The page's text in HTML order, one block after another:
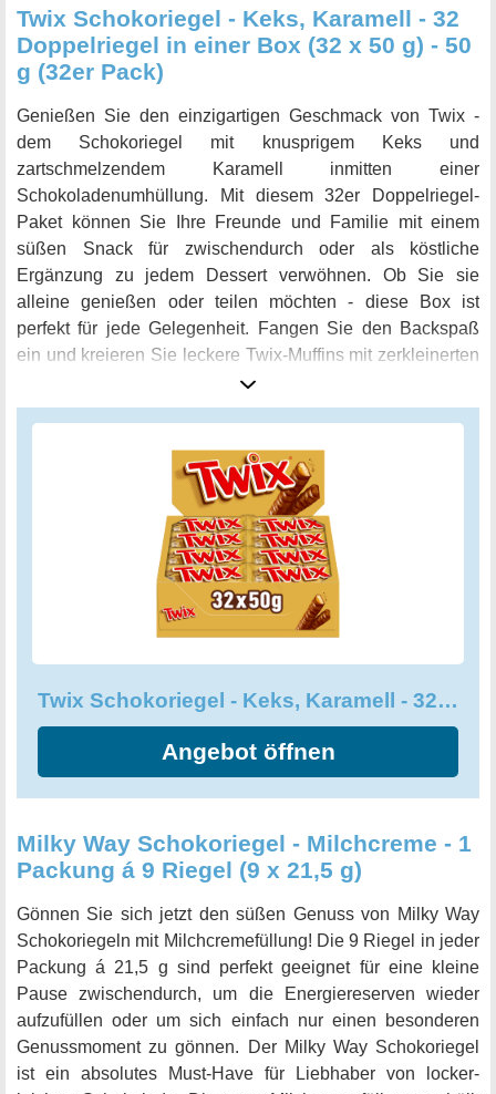
Twix Schokoriegel - Keks, Karamell - 32
Doppelriegel in einer Box (32 x 50 g) - 50
g (32er Pack)
Genießen Sie den einzigartigen Geschmack von Twix -
dem Schokoriegel mit knusprigem Keks und
zartschmelzendem Karamell inmitten einer
Schokoladenumhüllung. Mit diesem 32er Doppelriegel-
Paket können Sie Ihre Freunde und Familie mit einem
süßen Snack für zwischendurch oder als köstliche
Ergänzung zu jedem Dessert verwöhnen. Ob Sie sie
alleine genießen oder teilen möchten - diese Box ist
perfekt für jede Gelegenheit. Fangen Sie den Backspaß
ein und kreieren Sie leckere Twix-Muffins mit zerkleinerten
Schokoriegeln als Dekoration. Oder packen Sie einige in
Ihre Tasche, um sie unterwegs zu genießen. Mit Twix
Varianten des Riegels und treffen Sie Ihre Wahl: Links oder
rechts? Genießen Sie den perfekten Geschmack von Keks
und Karamell, umhüllt von Schokolade. Verwöhnen Sie
sich mit Twix - die perfekte Idee für die Weihnachtszeit
oder jeden anderen Anlass. Lassen Sie sich von dieser
Schokoladendelikatesse verwöhnen!
Twix Schokoriegel - Keks, Karamell - 32 Doppelriegel in einer Box
Angebot öffnen
Milky Way Schokoriegel - Milchcreme - 1
Packung á 9 Riegel (9 x 21,5 g)
Gönnen Sie sich jetzt den süßen Genuss von Milky Way
Schokoriegeln mit Milchcremefüllung! Die 9 Riegel in jeder
Packung á 21,5 g sind perfekt geeignet für eine kleine
Pause zwischendurch, um die Energiereserven wieder
aufzufüllen oder um sich einfach nur einen besonderen
Genussmoment zu gönnen. Der Milky Way Schokoriegel
ist ein absolutes Must-Have für Liebhaber von locker-